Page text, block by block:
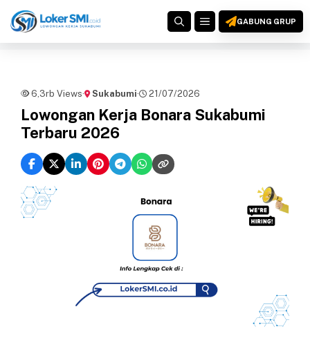
ke
MENUGABUNG GRUP
6,3rb Views· Sukabumi· 21/07/2026
Lowongan Kerja Bonara Sukabumi
Terbaru 2026